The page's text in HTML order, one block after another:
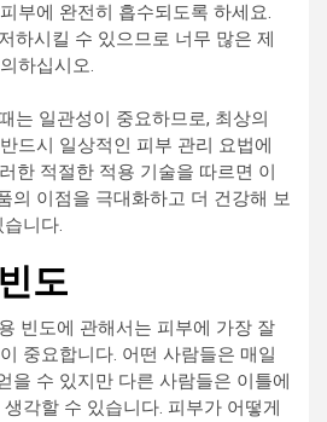
부에 완전히 흡수되도록 하세요.
하시킬 수 있으므로 너무 많은 제
하십시오.
는 일관성이 중요하므로, 최상의
드시 일상적인 피부 관리 요법에
한 적절한 적용 기술을 따르면 이
의 이점을 극대화하고 더 건강해 보
니다.
도
빈도에 관해서는 피부에 가장 잘
중요합니다. 어떤 사람들은 매일
을 수 있지만 다른 사람들은 이틀에
각할 수 있습니다. 피부가 어떻게